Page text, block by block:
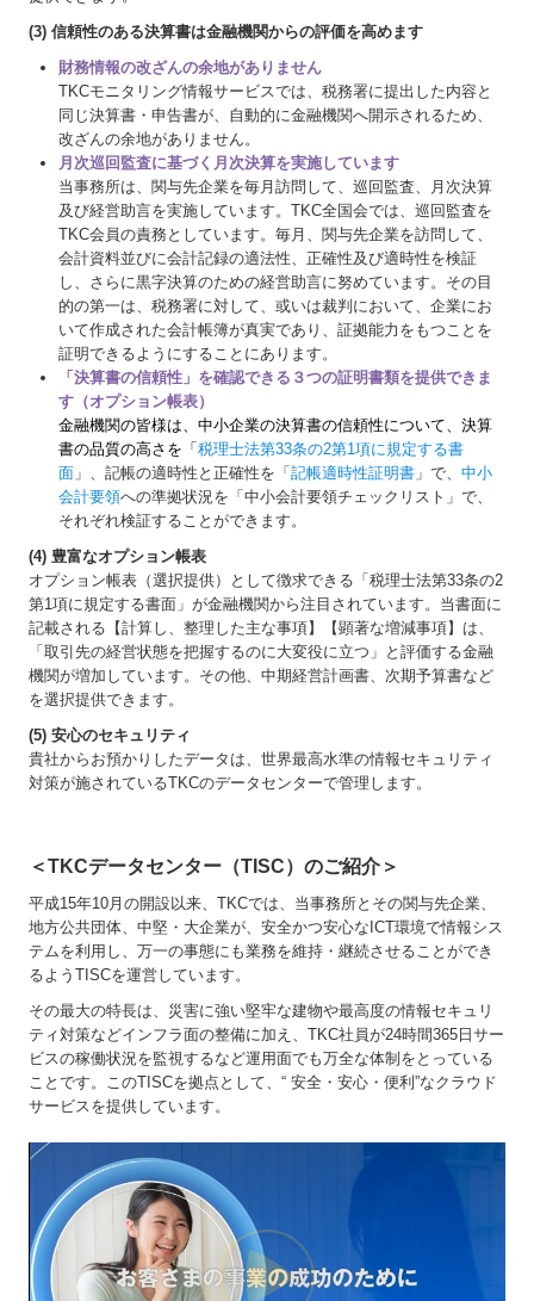
(3) 信頼性のある決算書は金融機関からの評価を高めます
財務情報の改ざんの余地がありません
TKCモニタリング情報サービスでは、税務署に提出した内容と
同じ決算書・申告書が、自動的に金融機関へ開示されるため、
改ざんの余地がありません。
月次巡回監査に基づく月次決算を実施しています
当事務所は、関与先企業を毎月訪問して、巡回監査、月次決算
及び経営助言を実施しています。TKC全国会では、巡回監査を
TKC会員の責務としています。毎月、関与先企業を訪問して、
会計資料並びに会計記録の適法性、正確性及び適時性を検証
し、さらに黒字決算のための経営助言に努めています。その目
的の第一は、税務署に対して、或いは裁判において、企業にお
いて作成された会計帳簿が真実であり、証拠能力をもつことを
証明できるようにすることにあります。
「決算書の信頼性」を確認できる３つの証明書類を提供できま
す（オプション帳表）
金融機関の皆様は、中小企業の決算書の信頼性について、決算
書の品質の高さを「税理士法第33条の2第1項に規定する書
面 」、記帳の適時性と正確性を「記帳適時性証明書 」で、中小
会計要領への準拠状況を「中小会計要領チェックリスト」で、
それぞれ検証することができます。
(4) 豊富なオプション帳表
オプション帳表（選択提供）として徴求できる「税理士法第33条の2
第1項に規定する書面」が金融機関から注目されています。当書面に
記載される【計算し、整理した主な事項】【顕著な増減事項】は、
「取引先の経営状態を把握するのに大変役に立つ」と評価する金融
機関が増加しています。その他、中期経営計画書、次期予算書など
を選択提供できます。
(5) 安心のセキュリティ
貴社からお預かりしたデータは、世界最高水準の情報セキュリティ
対策が施されているTKCのデータセンターで管理します。
＜TKCデータセンター（TISC）のご紹介＞
平成15年10月の開設以来、TKCでは、当事務所とその関与先企業、
地方公共団体、中堅・大企業が、安全かつ安心なICT環境で情報シス
テムを利用し、万一の事態にも業務を維持・継続させることができ
るようTISCを運営しています。
その最大の特長は、災害に強い堅牢な建物や最高度の情報セキュリ
ティ対策などインフラ面の整備に加え、TKC社員が24時間365日サー
ビスの稼働状況を監視するなど運用面でも万全な体制をとっている
ことです。このTISCを拠点として、“ 安全・安心・便利”なクラウド
サービスを提供しています。